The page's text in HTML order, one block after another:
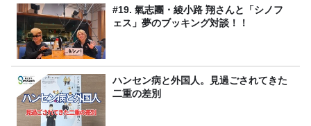
#19. 氣志團・綾小路 翔さんと「シノフ
ェス」夢のブッキング対談！！
ハンセン病と外国人。見過ごされてきた
二重の差別